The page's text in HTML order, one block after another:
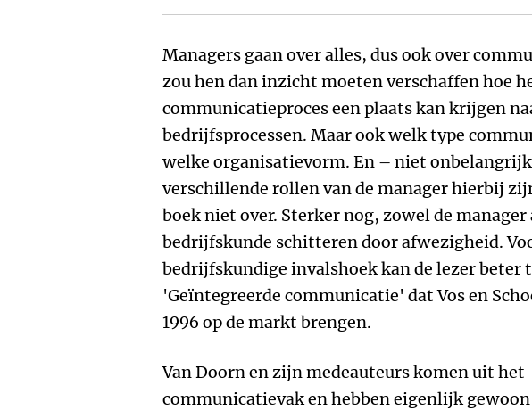
Managers gaan over alles, dus ook over
zou hen dan inzicht moeten verschaffen hoe
communicatieproces een plaats kan krijgen
bedrijfsprocessen. Maar ook welk type
welke organisatievorm. En – niet
verschillende rollen van de manager hierbij
boek niet over. Sterker nog, zowel de manager
bedrijfskunde schitteren door afwezigheid.
bedrijfskundige invalshoek kan de lezer beter
'Geïntegreerde communicatie' dat Vos en
1996 op de markt brengen.
Van Doorn en zijn medeauteurs komen uit het
communicatievak en hebben eigenlijk gewoon